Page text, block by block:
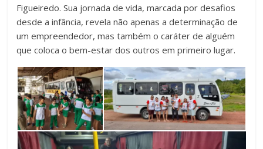
Figueiredo. Sua jornada de vida, marcada por desafios
desde a infância, revela não apenas a determinação de
um empreendedor, mas também o caráter de alguém
que coloca o bem-estar dos outros em primeiro lugar.